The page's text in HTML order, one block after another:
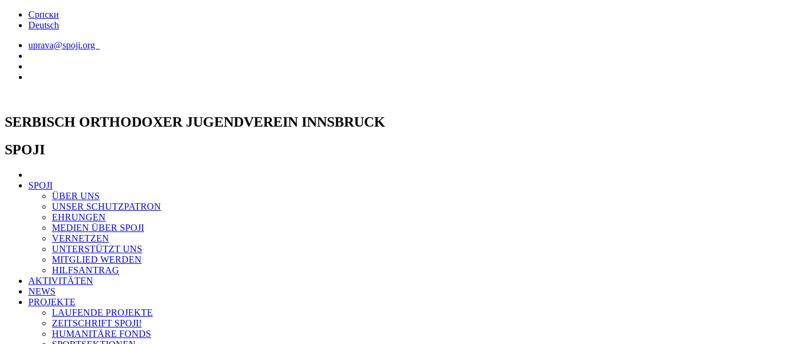
Skip
Српски
Deutsch
uprava@spoji.org
SERBISCH ORTHODOXER JUGENDVEREIN INNSBRUCK
SPOJI
SPOJI
ÜBER UNS
UNSER SCHUTZPATRON
EHRUNGEN
MEDIEN ÜBER SPOJI
VERNETZEN
UNTERSTÜTZT UNS
MITGLIED WERDEN
HILFSANTRAG
AKTIVITÄTEN
NEWS
PROJEKTE
LAUFENDE PROJEKTE
ZEITSCHRIFT SPOJI!
HUMANITÄRE FONDS